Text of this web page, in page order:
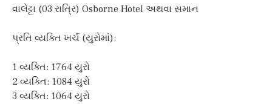
વાલેટ્ટા (03 રાત્રિ) Osborne Hotel અથવા સમાન
પ્રતિ વ્યક્તિ ખર્ચ (યુરોમાં):
1 વ્યક્તિ: 1764 યુરો
2 વ્યક્તિ: 1084 યુરો
3 વ્યક્તિ: 1064 યુરો